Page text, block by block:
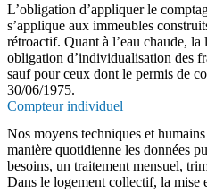
L’obligation d’appliquer le
s’applique aux immeubles
rétroactif. Quant à l’eau chaude,
obligation d’individualisation des
sauf pour ceux dont le permis de
30/06/1975.
Compteur individuel
Nos moyens techniques et
manière quotidienne les données
besoins, un traitement mensuel,
Dans le logement collectif, la mise